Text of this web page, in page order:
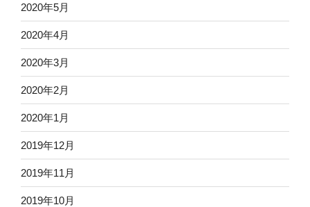
2020年5月
2020年4月
2020年3月
2020年2月
2020年1月
2019年12月
2019年11月
2019年10月